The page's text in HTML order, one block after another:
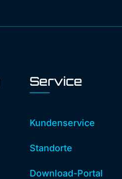
Service
Kundenservice
Standorte
Download-Portal